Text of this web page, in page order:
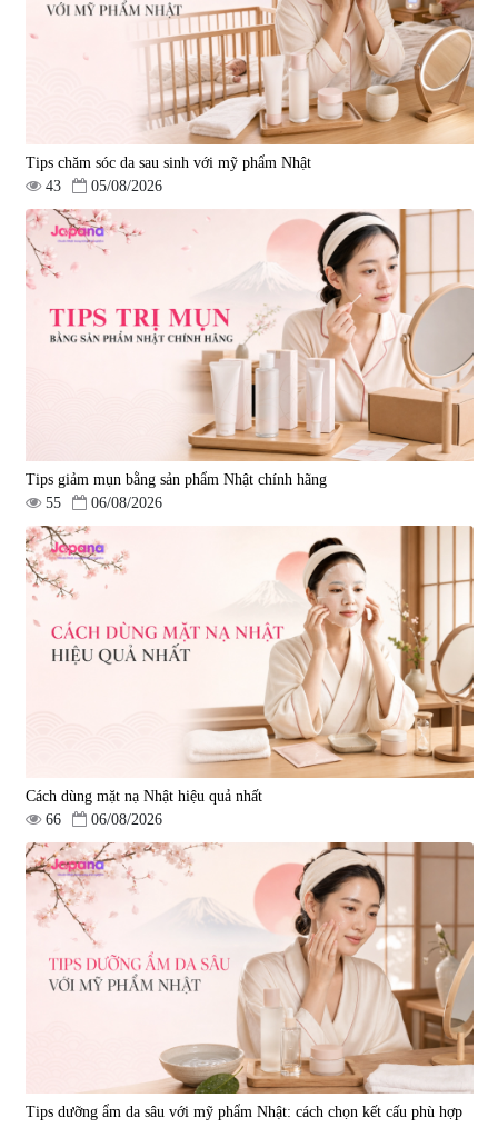
Tips chăm sóc da sau sinh với mỹ phẩm Nhật
43
05/08/2026
Tips giảm mụn bằng sản phẩm Nhật chính hãng
55
06/08/2026
Cách dùng mặt nạ Nhật hiệu quả nhất
66
06/08/2026
Tips dưỡng ẩm da sâu với mỹ phẩm Nhật: cách chọn kết cấu phù hợp